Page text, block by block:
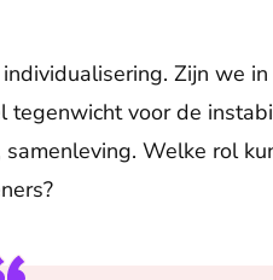
Zijn we
voor de
Welke rol